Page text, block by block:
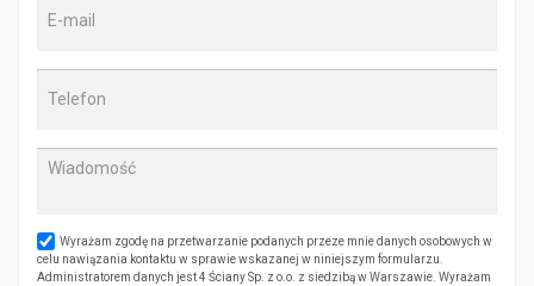
Wyrażam zgodę na przetwarzanie podanych przeze mnie danych osobowych w
celu nawiązania kontaktu w sprawie wskazanej w niniejszym formularzu.
Administratorem danych jest 4 Ściany Sp. z o.o. z siedzibą w Warszawie. Wyrażam